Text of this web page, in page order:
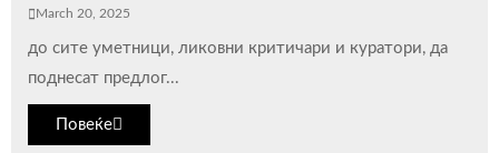
March 20, 2025
до сите уметници, ликовни критичари и куратори, да
поднесат предлог...
Повеќе